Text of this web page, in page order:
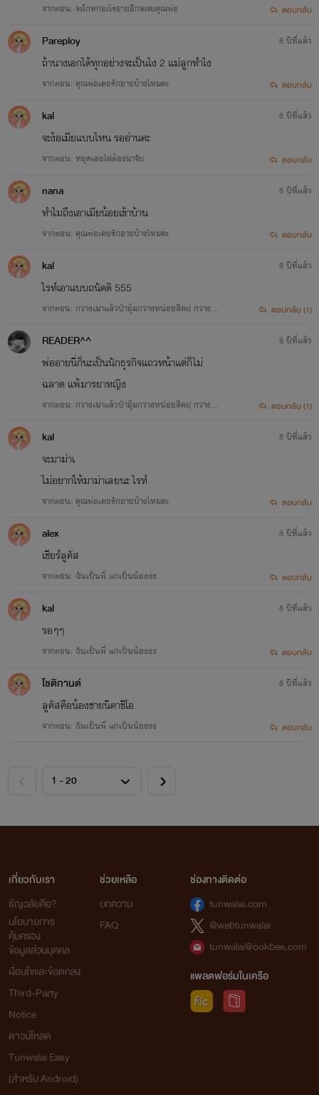
จากตอน: จะโกหกอะไรอายอีกละคะคุณพ่อ ตอบกลับ
Pareploy
ถ้านางเอกได้ทุกอย่างจะเป็นไง 2 แม่ลูกทำไง
จากตอน: คุณพ่อเคยรักอายบ้างไหมคะ
8 ปีที่แล้ว
ตอบกลับ
kal
จะง้อเมียแบบไหน รออ่านคะ
จากตอน: หยุดเลยไม่ต้องมาจับ
8 ปีที่แล้ว
ตอบกลับ
nana
ทำไมถึงเอาเมียน้อยเข้าบ้าน
จากตอน: คุณพ่อเคยรักอายบ้างไหมคะ
8 ปีที่แล้ว
ตอบกลับ
kal
ไรท์เอาแบบถนัดดิ 555
จากตอน: กวางเมาแล้วป๋าอุ้มกวางหน่อยสิคะ( กวาง×
8 ปีที่แล้ว
ตอบกลับ (1)
READER^^
พ่ออายนี่ก็นะเป็นนักธุรกิจแถวหน้าแต่ก็ไม่
ฉลาด แพ้มารยาหญิง
จากตอน: กวางเมาแล้วป๋าอุ้มกวางหน่อยสิคะ( กวาง×
8 ปีที่แล้ว
ตอบกลับ (1)
kal
จะมาม่าเ
ไม่อยากให้มาม่าเลยนะ ไรท์
จากตอน: คุณพ่อเคยรักอายบ้างไหมคะ
8 ปีที่แล้ว
ตอบกลับ
alex
เชียร์ลูคัส
จากตอน: ฉันเป็นพี่ แกเป็นน้องงง
8 ปีที่แล้ว
ตอบกลับ
kal
รอๆๆ
จากตอน: ฉันเป็นพี่ แกเป็นน้องงง
8 ปีที่แล้ว
ตอบกลับ
โชติกานต์
ลูคัสคือน้องชายนิคาชิโอ
จากตอน: ฉันเป็นพี่ แกเป็นน้องงง
8 ปีที่แล้ว
ตอบกลับ
เกี่ยวกับเรา
ธัญวลัยคือ?
นโยบายการ
คุ้มครอง
ข้อมูลส่วนบุคคล
เงื่อนไขและข้อตกลง
Third-Party
Notice
ดาวน์โหลด
Tunwalai Easy
(สำหรับ Android)
ช่วยเหลือ
บทความ
FAQ
ช่องทางติดต่อ
tunwalai.com
@webtunwalai
tunwalai@ookbee.com
แพลตฟอร์มในเครือ